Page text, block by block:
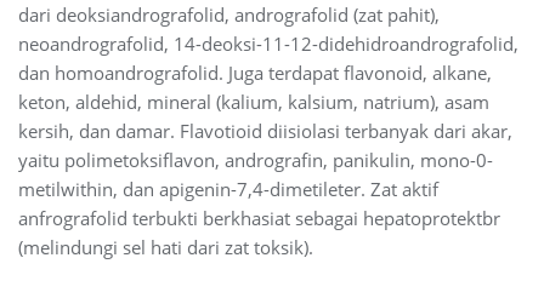
dari deoksiandrografolid, andrografolid (zat pahit),
neoandrografolid, 14-deoksi-11-12-didehidroandrografolid,
dan homoandrografolid. Juga terdapat flavonoid, alkane,
keton, aldehid, mineral (kalium, kalsium, natrium), asam
kersih, dan damar. Flavotioid diisiolasi terbanyak dari akar,
yaitu polimetoksiflavon, andrografin, panikulin, mono-0-
metilwithin, dan apigenin-7,4-dimetileter. Zat aktif
anfrografolid terbukti berkhasiat sebagai hepatoprotektbr
(melindungi sel hati dari zat toksik).